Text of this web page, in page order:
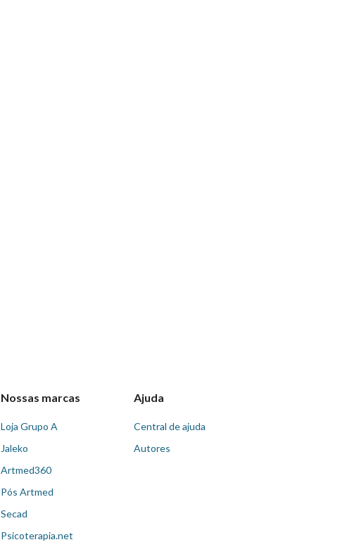
Nossas marcas
Loja Grupo A
Jaleko
Artmed360
Pós Artmed
Secad
Psicoterapia.net
Ajuda
Central de ajuda
Autores